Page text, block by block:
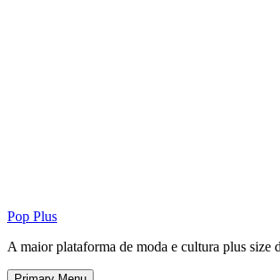
Pop Plus
A maior plataforma de moda e cultura plus size